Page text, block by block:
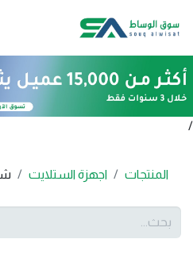
/
المنتجات اجهزة الستلايت